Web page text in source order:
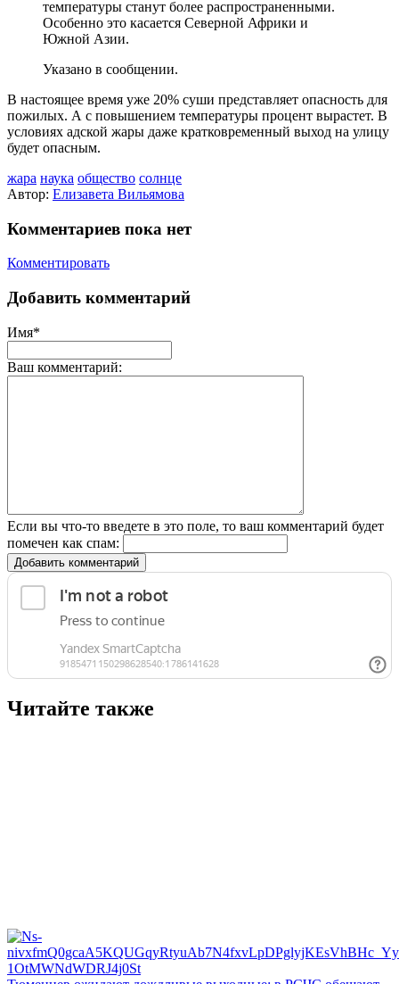
температуры станут более распространенными.
Особенно это касается Северной Африки и
Южной Азии.
Указано в сообщении.
В настоящее время уже 20% суши представляет опасность для
пожилых. А с повышением температуры процент вырастет. В
условиях адской жары даже кратковременный выход на улицу
будет опасным.
жара наука общество солнце
Автор: Елизавета Вильямова
Комментариев пока нет
Комментировать
Добавить комментарий
Имя*
Ваш комментарий:
Если вы что-то введете в это поле, то ваш комментарий будет
помечен как спам:
Добавить комментарий
Читайте также